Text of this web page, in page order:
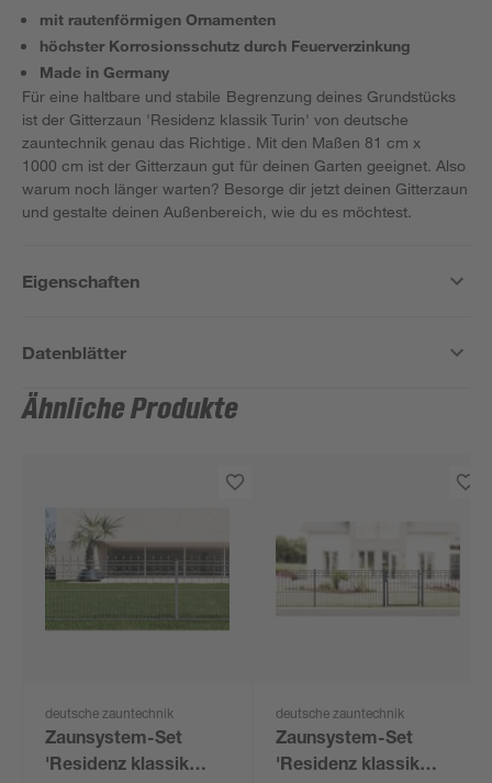
mit rautenförmigen Ornamenten
höchster Korrosionsschutz durch Feuerverzinkung
Made in Germany
Für eine haltbare und stabile Begrenzung deines Grundstücks
ist der Gitterzaun 'Residenz klassik Turin' von deutsche
zauntechnik genau das Richtige. Mit den Maßen 81 cm x
1000 cm ist der Gitterzaun gut für deinen Garten geeignet. Also
warum noch länger warten? Besorge dir jetzt deinen Gitterzaun
und gestalte deinen Außenbereich, wie du es möchtest.
Eigenschaften
Datenblätter
Ähnliche Produkte
deutsche zauntechnik
Zaunsystem-Set
'Residenz klassik
deutsche zauntechnik
Zaunsystem-Set
'Residenz klassik